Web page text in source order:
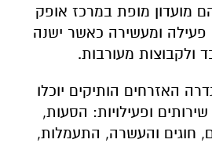
מועדון מופת במרכז אופק
פעילה ומעשירה כאשר ישנה
ולקבוצות מעורבות.
האזרחים הותיקים יוכלו
ופעילויות: הסעות,
חוגים והעשרה, התעמלות,